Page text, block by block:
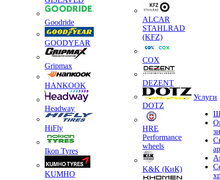
Goodride
GOODYEAR
Gripmax
HANKOOK
Headway
HiFly
Ikon Tyres
KUMHO
ALCAR
STAHLRAD
(KFZ)
COX
DEZENT
DOTZ
HRE
Performance
wheels
K&K (КиК)
Услуги